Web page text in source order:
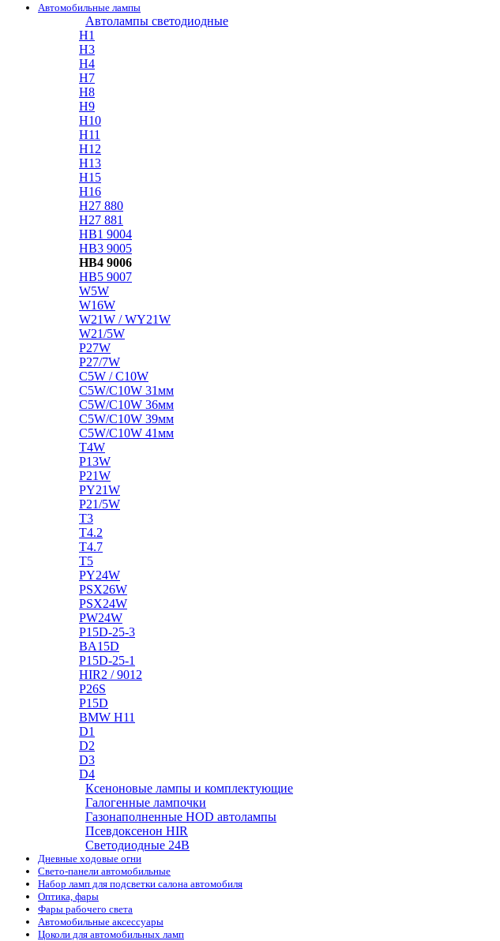
Автомобильные лампы
Автолампы светодиодные
H1
H3
H4
H7
H8
H9
H10
H11
H12
H13
H15
H16
H27 880
H27 881
HB1 9004
HB3 9005
HB4 9006
HB5 9007
W5W
W16W
W21W / WY21W
W21/5W
P27W
P27/7W
C5W / C10W
C5W/C10W 31мм
C5W/C10W 36мм
C5W/C10W 39мм
C5W/C10W 41мм
T4W
P13W
P21W
PY21W
P21/5W
T3
T4.2
T4.7
T5
PY24W
PSX26W
PSX24W
PW24W
P15D-25-3
BA15D
P15D-25-1
HIR2 / 9012
P26S
P15D
BMW H11
D1
D2
D3
D4
Ксеноновые лампы и комплектующие
Галогенные лампочки
Газонаполненные HOD автолампы
Псевдоксенон HIR
Cветодиодные 24B
Дневные ходовые огни
Свето-панели автомобильные
Набор ламп для подсветки салона автомобиля
Оптика, фары
Фары рабочего света
Автомобильные аксессуары
Цоколи для автомобильных ламп